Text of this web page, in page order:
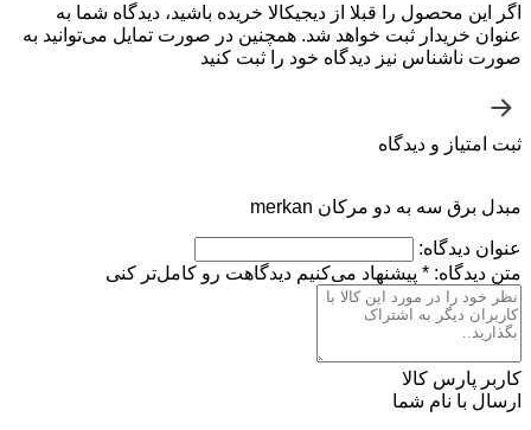
اگر این محصول را قبلا از دیجیکالا خریده باشید، دیدگاه شما به
عنوان خریدار ثبت خواهد شد. همچنین در صورت تمایل می‌توانید به
صورت ناشناس نیز دیدگاه خود را ثبت کنید
ثبت امتیاز و دیدگاه
مبدل برق سه به دو مرکان merkan
عنوان دیدگاه:
متن دیدگاه: * پیشنهاد می‌کنیم دیدگاهت رو کامل‌تر کنی
کاربر پارس کالا
ارسال با نام شما